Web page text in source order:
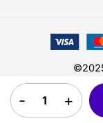
핀란드 eSIM